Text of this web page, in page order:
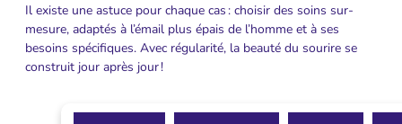
Il existe une astuce pour chaque cas : choisir des soins sur-
mesure, adaptés à l’émail plus épais de l’homme et à ses
besoins spécifiques. Avec régularité, la beauté du sourire se
construit jour après jour !